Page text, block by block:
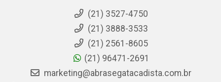
(21) 3527-4750
(21) 3888-3533
(21) 2561-8605
(21) 96471-2691
marketing@abrasegatacadista.com.br